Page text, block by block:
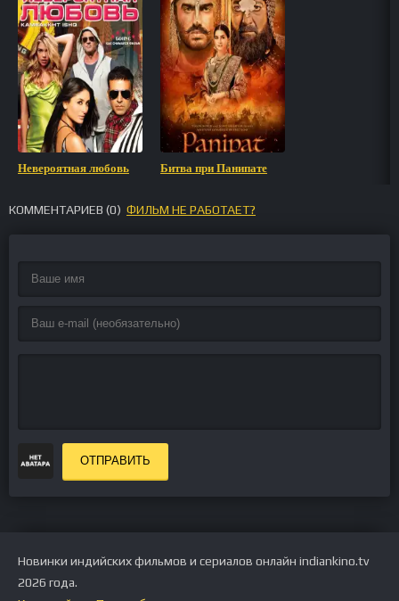
Невероятная любовь Битва при Панипате
КОММЕНТАРИЕВ (0) ФИЛЬМ НЕ РАБОТАЕТ?
ОТПРАВИТЬ
Новинки индийских фильмов и сериалов онлайн indiankino.tv
2026 года.